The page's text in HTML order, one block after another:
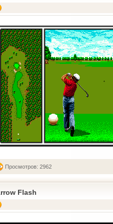
Просмотров: 2962
Flash